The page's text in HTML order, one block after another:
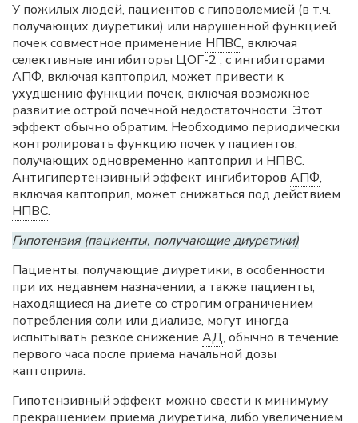
У пожилых людей, пациентов с гиповолемией (в т.ч.
получающих диуретики) или нарушенной функцией
почек совместное применение НПВС, включая
селективные ингибиторы ЦОГ-2 , с ингибиторами
АПФ, включая каптоприл, может привести к
ухудшению функции почек, включая возможное
развитие острой почечной недостаточности. Этот
эффект обычно обратим. Необходимо периодически
контролировать функцию почек у пациентов,
получающих одновременно каптоприл и НПВС.
Антигипертензивный эффект ингибиторов АПФ,
включая каптоприл, может снижаться под действием
НПВС.
Гипотензия (пациенты, получающие диуретики)
Пациенты, получающие диуретики, в особенности
при их недавнем назначении, а также пациенты,
находящиеся на диете со строгим ограничением
потребления соли или диализе, могут иногда
испытывать резкое снижение АД, обычно в течение
первого часа после приема начальной дозы
каптоприла.
Гипотензивный эффект можно свести к минимуму
прекращением приема диуретика, либо увеличением